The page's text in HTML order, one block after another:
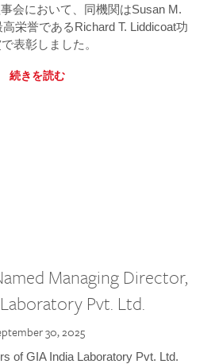
会において、同機関はSusan M.
栄誉であるRichard T. Liddicoat功
表彰しました。
続きを読む
Managing Director,
Pvt. Ltd.
30, 2025
of GIA India Laboratory Pvt. Ltd.